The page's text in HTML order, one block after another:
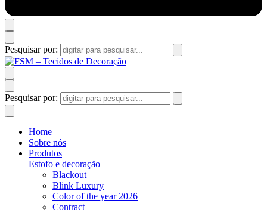
Pesquisar por:
Pesquisar por:
Home
Sobre nós
Produtos
Estofo e decoração
Blackout
Blink Luxury
Color of the year 2026
Contract